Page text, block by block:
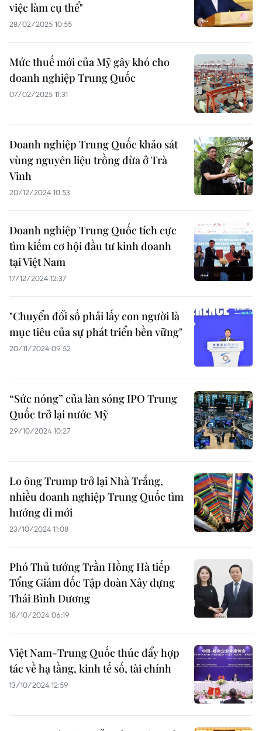
việc làm cụ thể"
28/02/2025 10:55
Mức thuế mới của Mỹ gây khó cho
doanh nghiệp Trung Quốc
07/02/2025 11:31
Doanh nghiệp Trung Quốc khảo sát
vùng nguyên liệu trồng dừa ở Trà
Vinh
20/12/2024 10:53
Doanh nghiệp Trung Quốc tích cực
tìm kiếm cơ hội đầu tư kinh doanh
tại Việt Nam
17/12/2024 12:37
"Chuyển đổi số phải lấy con người là
mục tiêu của sự phát triển bền vững"
20/11/2024 09:52
“Sức nóng” của làn sóng IPO Trung
Quốc trở lại nước Mỹ
29/10/2024 10:27
Lo ông Trump trở lại Nhà Trắng,
nhiều doanh nghiệp Trung Quốc tìm
hướng đi mới
23/10/2024 11:08
Phó Thủ tướng Trần Hồng Hà tiếp
Tổng Giám đốc Tập đoàn Xây dựng
Thái Bình Dương
18/10/2024 06:19
Việt Nam-Trung Quốc thúc đẩy hợp
tác về hạ tầng, kinh tế số, tài chính
13/10/2024 12:59